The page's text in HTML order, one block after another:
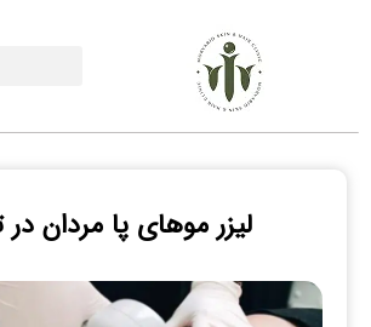
لیزر موهای پا مردان در